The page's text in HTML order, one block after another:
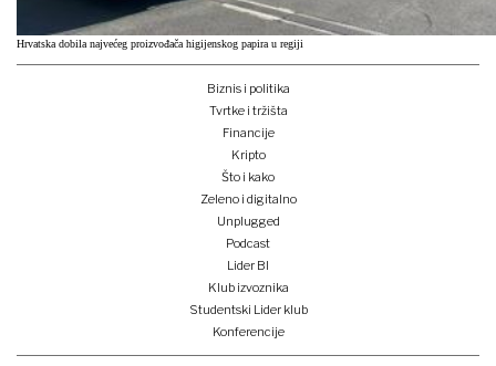
Hrvatska dobila najvećeg proizvođača higijenskog papira u regiji
Biznis i politika
Tvrtke i tržišta
Financije
Kripto
Što i kako
Zeleno i digitalno
Unplugged
Podcast
Lider BI
Klub izvoznika
Studentski Lider klub
Konferencije